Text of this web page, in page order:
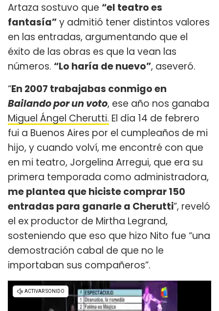
Artaza sostuvo que “el teatro es
fantasía”y admitió tener distintos valores
en las entradas, argumentando que el
éxito de las obras es que la vean las
números. “Lo haría de nuevo”, aseveró.
“En 2007 trabajabas conmigo en
Bailando por un voto, ese año nos ganaba
Miguel Ángel Cherutti. El día 14 de febrero
fui a Buenos Aires por el cumpleaños de mi
hijo, y cuando volví, me encontré con que
en mi teatro, Jorgelina Arregui, que era su
primera temporada como administradora,
me plantea que hiciste comprar 150
entradas para ganarle a Cherutti”, reveló
el ex productor de Mirtha Legrand,
sosteniendo que eso que hizo Nito fue “una
demostración cabal de que no le
importaban sus compañeros”.